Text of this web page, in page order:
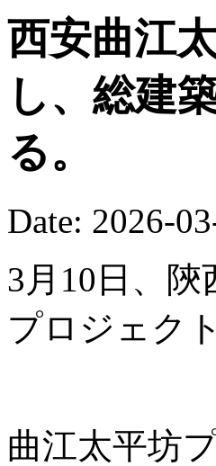
西安曲江
し、総建
る。
Date: 2026-
3月10日、
プロジェク
曲江太平坊